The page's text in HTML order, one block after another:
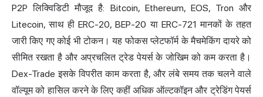
P2P लिक्विडिटी मौजूद है: Bitcoin, Ethereum, EOS, Tron और
Litecoin, साथ ही ERC-20, BEP-20 या ERC-721 मानकों के तहत
जारी किए गए कोई भी टोकन। यह फोकस प्लेटफॉर्म के मैचमेकिंग दायरे को
सीमित रखता है और अप्रचलित ट्रेड पेयर्स के जोखिम को कम करता है।
Dex-Trade इसके विपरीत काम करता है, और लंबे समय तक चलने वाले
वॉल्यूम को हासिल करने के लिए कहीं अधिक ऑल्टकॉइन और ट्रेडिंग पेयर्स